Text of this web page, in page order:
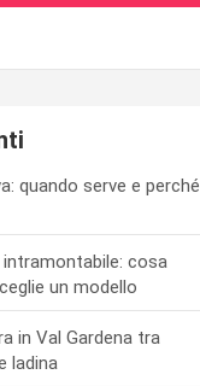
quando serve e perché
cosa
un modello
in Val Gardena tra
ladina